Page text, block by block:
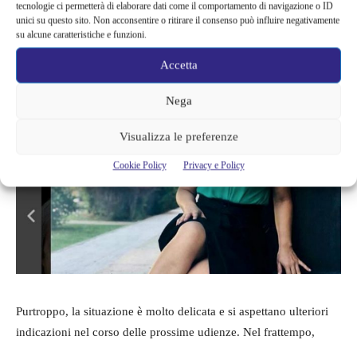
tecnologie ci permetterà di elaborare dati come il comportamento di navigazione o ID
unici su questo sito. Non acconsentire o ritirare il consenso può influire negativamente
su alcune caratteristiche e funzioni.
Accetta
Nega
Visualizza le preferenze
Cookie Policy Privacy e Policy
che vedere con il reato di stalking. Non si esclude la scelta di
una possibile remissione di querela”.
Purtroppo, la situazione è molto delicata e si aspettano ulteriori
indicazioni nel corso delle prossime udienze. Nel frattempo,